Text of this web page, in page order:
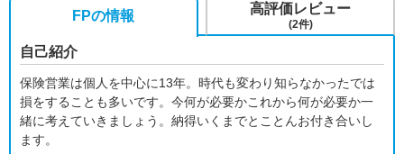
FPの情報
自己紹介
保険営業は個人を中心に13年。時代も変わり知らなかったでは
損をすることも多いです。今何が必要かこれから何が必要か一
緒に考えていきましょう。納得いくまでとことんお付き合いし
ます。
高評価レビュー
(2件)